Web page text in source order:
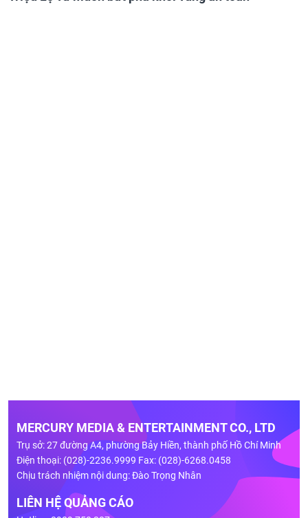
MERCURY MEDIA & ENTERTAINMENT CO., LTD
Trụ sở: 27 đường A4, phường Bảy Hiền, thành phố Hồ Chí Minh
Điện thoại: (028)-2236.9999 Fax: (028)-6268.0458
Chịu trách nhiệm nội dung: Đào Trọng Nhân
LIÊN HỆ QUẢNG CÁO